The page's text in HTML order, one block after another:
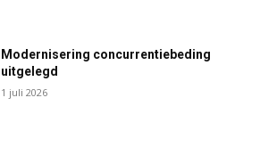
Modernisering concurrentiebeding
uitgelegd
1 juli 2026